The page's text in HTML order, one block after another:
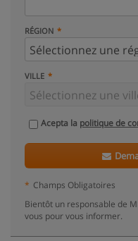
RÉGION
VILLE
Acepta la politique de
* Champs Obligatoires
Bientôt un responsable de
vous pour vous informer.